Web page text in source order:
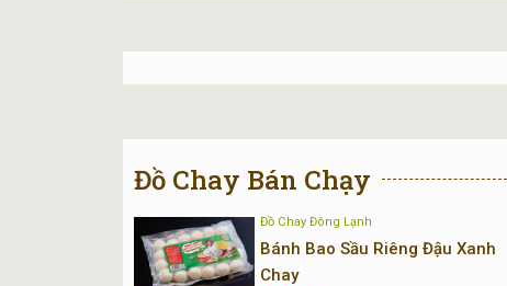
Đồ Chay Bán Chạy
Đồ Chay Đông Lạnh
Bánh Bao Sầu Riêng Đậu Xanh
Chay